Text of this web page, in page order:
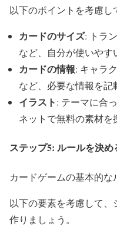
以下のポイントを考慮し
カードのサイズ: トラ
など、自分が使いやす
カードの情報: キャラ
など、必要な情報を記
イラスト: テーマに合
ネットで無料の素材を
ステップ5: ルールを決め
カードゲームの基本的な
以下の要素を考慮して
作りましょう。